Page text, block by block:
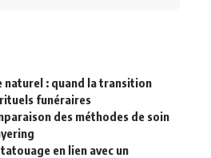
naturel : quand la transition
funéraires
des méthodes de soin
en lien avec un